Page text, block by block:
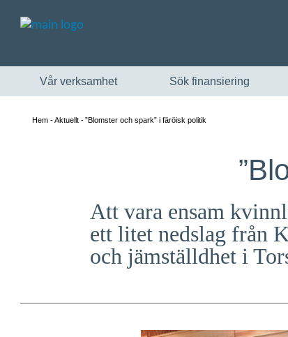
Vår verksamhet Sök finansiering
Hem Aktuellt ”Blomster och spark” i färöisk politik
Att vara ensam
ett litet nedslag från
och jämställdhet i